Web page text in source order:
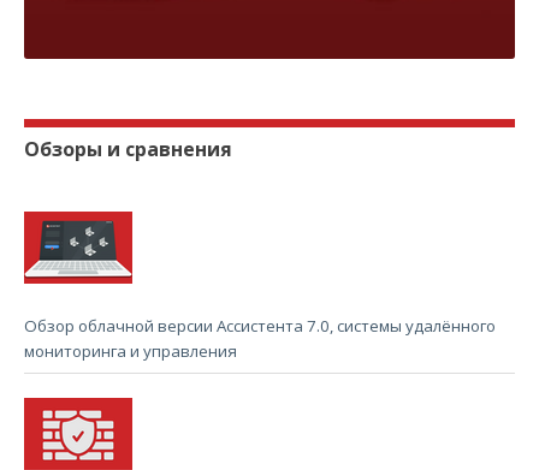
Обзоры и сравнения
Обзор облачной версии Ассистента 7.0, системы удалённого
мониторинга и управления